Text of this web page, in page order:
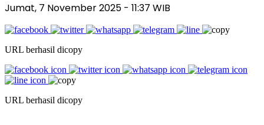
Jumat, 7 November 2025 - 11:37 WIB
URL berhasil dicopy
URL berhasil dicopy